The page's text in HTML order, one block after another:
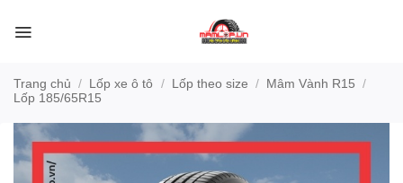
qua
Trang chủ / Lốp xe ô tô / Lốp theo size / Mâm Vành R15 /
Lốp 185/65R15